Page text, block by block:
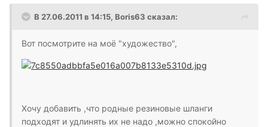
В 27.06.2011 в 14:15, Boris63 сказал:
Вот посмотрите на моё "художество",
Хочу добавить ,что родные резиновые шланги
подходят и удлинять их не надо ,можно спокойно